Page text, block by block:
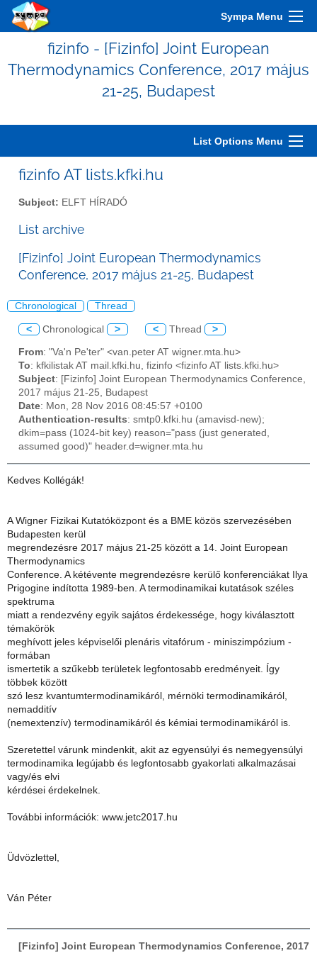
Sympa Menu
fizinfo - [Fizinfo] Joint European
Thermodynamics Conference, 2017 május
21-25, Budapest
List Options Menu
fizinfo AT lists.kfki.hu
Subject: ELFT HÍRADÓ
List archive
[Fizinfo] Joint European Thermodynamics
Conference, 2017 május 21-25, Budapest
Chronological Thread
< Chronological > < Thread >
From: "Va'n Pe'ter" <van.peter AT wigner.mta.hu>
To: kfkilistak AT mail.kfki.hu, fizinfo <fizinfo AT lists.kfki.hu>
Subject: [Fizinfo] Joint European Thermodynamics Conference,
2017 május 21-25, Budapest
Date: Mon, 28 Nov 2016 08:45:57 +0100
Authentication-results: smtp0.kfki.hu (amavisd-new);
dkim=pass (1024-bit key) reason="pass (just generated,
assumed good)" header.d=wigner.mta.hu
Kedves Kollégák!
A Wigner Fizikai Kutatóközpont és a BME közös szervezésében
Budapesten kerül
megrendezésre 2017 május 21-25 között a 14. Joint European
Thermodynamics
Conference. A kétévente megrendezésre kerülő konferenciákat Il​y​a
Prigogine indította 1989-ben. A termodinamikai kutatások széles
spektruma
miatt a rendezvény egyik sajátos érdekessége, hogy kiválasztott
témakörök
meghívott jeles képviselői plenáris vitafórum - miniszimpózium -
formában
ismertetik a szűkebb területek legfontosabb eredményeit. Így
többek között
szó lesz kvantumtermodinamikáról, mérnöki termodinamikáról,
nemadditív
(nemextenzív) termodinamikáról és kémiai termodinamikáról is.
Szeretettel várunk mindenkit​​, ​akit az egyensúlyi és nemegyensúlyi
termodinamika legújabb és legfontosabb gyakorlati alkalmazásai
vagy/és elvi
kérdései érdekelnek.
További információk: www.jetc2017.hu
Üdvözlettel,
Ván Péter
[Fizinfo] Joint European Thermodynamics Conference, 2017